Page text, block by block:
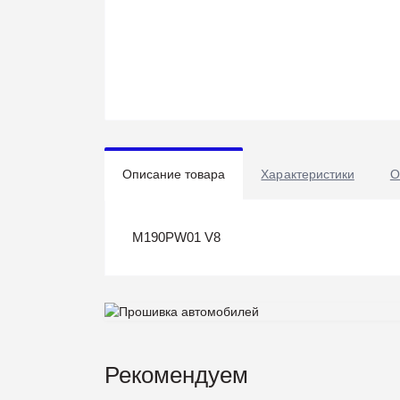
Описание товара Характеристики
M190PW01 V8
Рекомендуем